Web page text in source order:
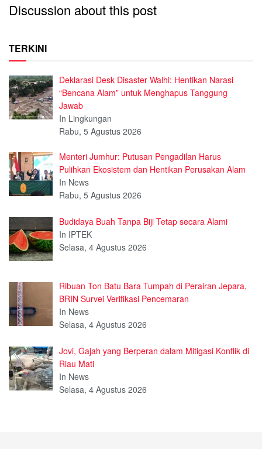
Discussion about this post
TERKINI
Deklarasi Desk Disaster Walhi: Hentikan Narasi
“Bencana Alam” untuk Menghapus Tanggung
Jawab
In Lingkungan
Rabu, 5 Agustus 2026
Menteri Jumhur: Putusan Pengadilan Harus
Pulihkan Ekosistem dan Hentikan Perusakan Alam
In News
Rabu, 5 Agustus 2026
Budidaya Buah Tanpa Biji Tetap secara Alami
In IPTEK
Selasa, 4 Agustus 2026
Ribuan Ton Batu Bara Tumpah di Perairan Jepara,
BRIN Survei Verifikasi Pencemaran
In News
Selasa, 4 Agustus 2026
Jovi, Gajah yang Berperan dalam Mitigasi Konflik di
Riau Mati
In News
Selasa, 4 Agustus 2026